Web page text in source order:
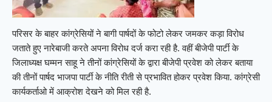
परिसर के बाहर कांग्रेसियों ने बागी पार्षदों के फोटो लेकर जमकर कड़ा विरोध
जताते हुए नारेबाजी करते अपना विरोध दर्ज करा रही है. वहीं बीजेपी पार्टी के
जिलाध्यक्ष घम्मन साहू ने तीनों कांग्रेसियों के द्वारा बीजेपी प्रवेश को लेकर बताया
की तीनों पार्षद भाजपा पार्टी के नीति रीती से प्रभावित होकर प्रवेश किया. कांग्रेसी
कार्यकर्ताओ में आक्रोश देखने को मिल रही है.